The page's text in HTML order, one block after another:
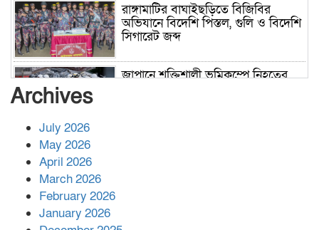
রাঙ্গামাটির বাঘাইছড়িতে বিজিবির
অভিযানে বিদেশি পিস্তল, গুলি ও বিদেশি
সিগারেট জব্দ
জাপানে শক্তিশালী ভূমিকম্পে নিহতের
Archives
July 2026
May 2026
April 2026
March 2026
February 2026
January 2026